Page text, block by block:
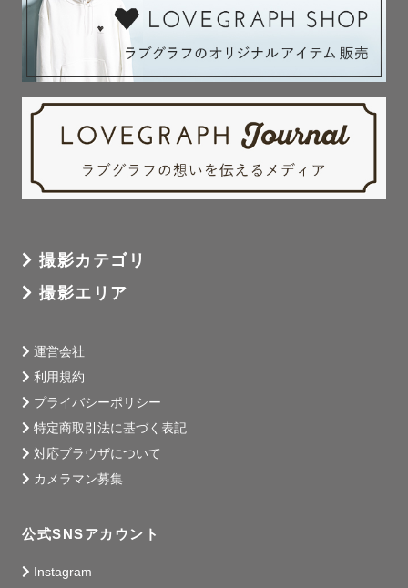
撮影カテゴリ
撮影エリア
運営会社
利用規約
プライバシーポリシー
特定商取引法に基づく表記
対応ブラウザについて
カメラマン募集
公式SNSアカウント
Instagram